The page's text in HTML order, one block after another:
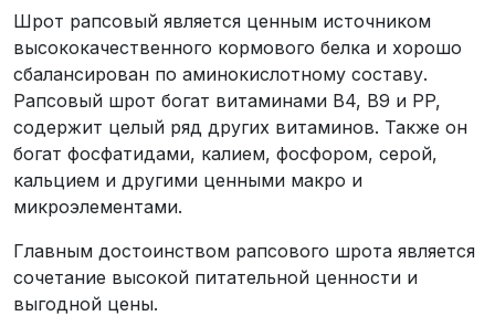
Шрот рапсовый является ценным источником
высококачественного кормового белка и хорошо
сбалансирован по аминокислотному составу.
Рапсовый шрот богат витаминами В4, В9 и PP,
содержит целый ряд других витаминов. Также он
богат фосфатидами, калием, фосфором, серой,
кальцием и другими ценными макро и
микроэлементами.
Главным достоинством рапсового шрота является
сочетание высокой питательной ценности и
выгодной цены.